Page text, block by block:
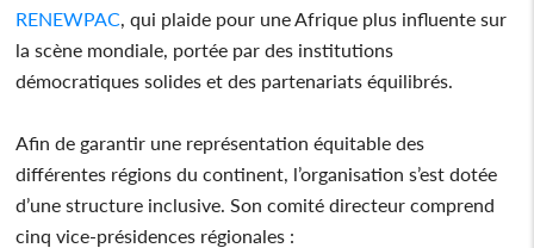
RENEWPAC, qui plaide pour une Afrique plus influente sur
la scène mondiale, portée par des institutions
démocratiques solides et des partenariats équilibrés.
Afin de garantir une représentation équitable des
différentes régions du continent, l’organisation s’est dotée
d’une structure inclusive. Son comité directeur comprend
cinq vice-présidences régionales :